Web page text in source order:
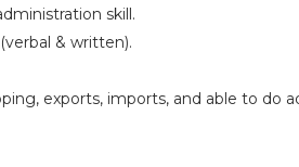
skill.
& written).
exports, imports, and able to do